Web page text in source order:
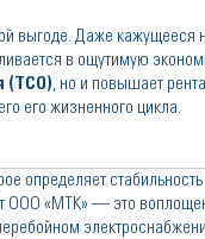
выгоде. Даже кажущееся
в ощутимую
, но и повышает
его жизненного цикла.
определяет
ООО «МТК» — это